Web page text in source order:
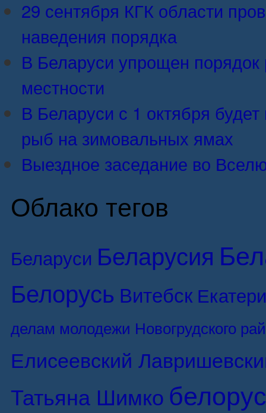
29 сентября КГК области
наведения порядка
В Беларуси упрощен порядок
местности
В Беларуси с 1 октября
рыб на зимовальных ямах
Выездное заседание во
Облако тегов
Беларуси Беларусия
Белорусь Витебск
делам молодежи Новогрудского
Елисеевский
Татьяна Шимко